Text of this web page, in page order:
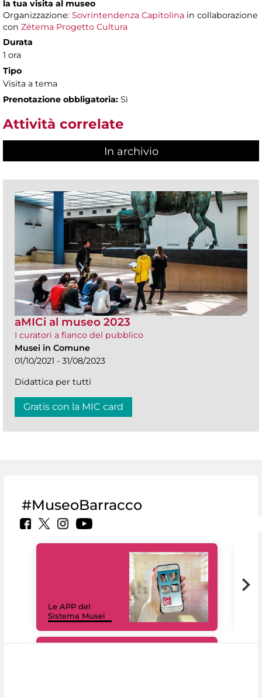
la tua visita al museo
Organizzazione: Sovrintendenza Capitolina in collaborazione
con Zétema Progetto Cultura
Durata
1 ora
Tipo
Visita a tema
Prenotazione obbligatoria: Sì
Attività correlate
In archivio
aMICi al museo 2023
I curatori a fianco del pubblico
Musei in Comune
01/10/2021 - 31/08/2023
Didattica per tutti
Gratis con la MIC card
#MuseoBarracco
Le APP del
Sistema Musei